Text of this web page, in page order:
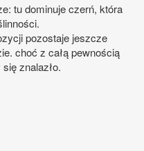
tu dominuje czerń, która
pozostaje jeszcze
choć z całą pewnością
znalazło.